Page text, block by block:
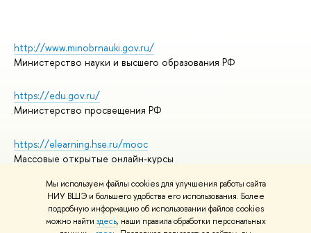
Мы используем файлы cookies для улучшения работы сайта
НИУ ВШЭ и большего удобства его использования. Более
подробную информацию об использовании файлов cookies
можно найти здесь, наши правила обработки персональных
http://www.minobrnauki.gov.ru/
Министерство науки и высшего образования РФ
https://edu.gov.ru/
Министерство просвещения РФ
https://elearning.hse.ru/mooc
Массовые открытые онлайн-курсы
© НИУ ВШЭ 1993–2026
Адреса и контакты
Условия использования материалов